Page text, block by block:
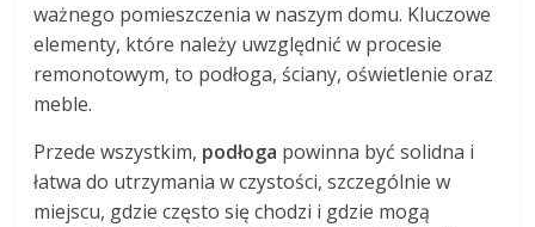
ważnego pomieszczenia w naszym domu. Kluczowe
elementy, które należy uwzględnić w procesie
remonotowym, to podłoga, ściany, oświetlenie oraz
meble.
Przede wszystkim, podłoga powinna być solidna i
łatwa do utrzymania w czystości, szczególnie w
miejscu, gdzie często się chodzi i gdzie mogą